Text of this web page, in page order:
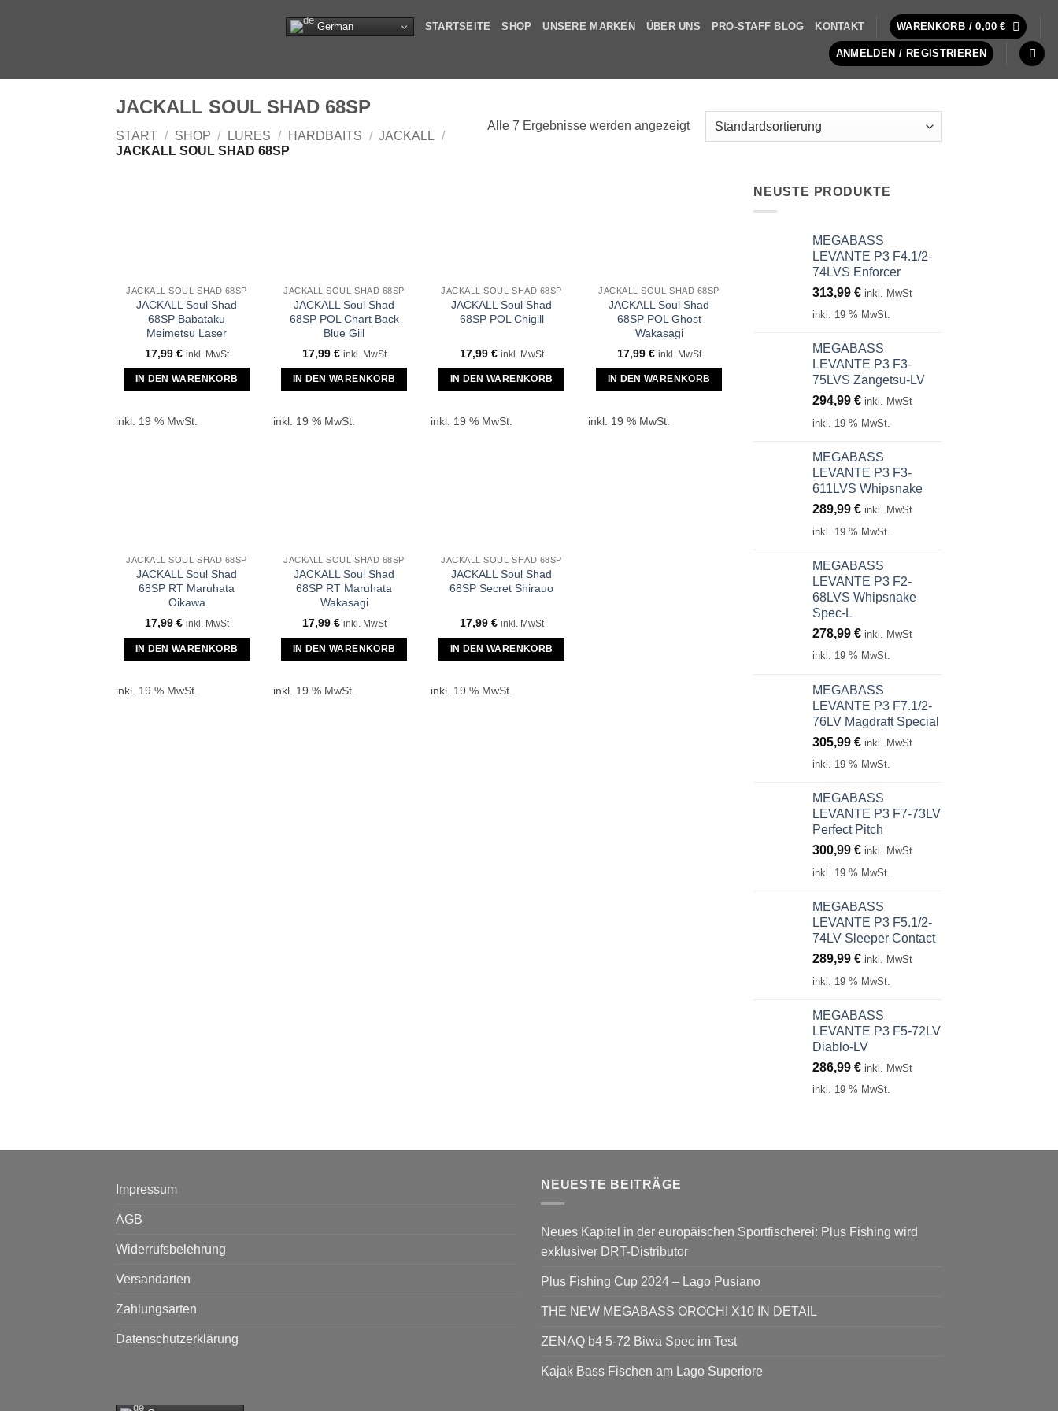
German STARTSEITE SHOP UNSERE MARKEN ÜBER UNS PRO-STAFF BLOG KONTAKT WARENKORB /0,00€
ANMELDEN / REGISTRIEREN
JACKALL SOUL SHAD 68SP
START / SHOP / LURES / HARDBAITS / JACKALL /
JACKALL SOUL SHAD 68SP
Alle 7 Ergebnisse werden angezeigt
JACKALL SOUL SHAD 68SP
JACKALL Soul Shad
68SP Babataku
Meimetsu Laser
17,99 € inkl. MwSt
IN DEN WARENKORB
inkl. 19 % MwSt.
JACKALL SOUL SHAD 68SP
JACKALL Soul Shad
68SP POL Chart Back
Blue Gill
17,99 € inkl. MwSt
IN DEN WARENKORB
inkl. 19 % MwSt.
JACKALL SOUL SHAD 68SP
JACKALL Soul Shad
68SP POL Chigill
17,99 € inkl. MwSt
IN DEN WARENKORB
inkl. 19 % MwSt.
JACKALL SOUL SHAD 68SP
JACKALL Soul Shad
68SP POL Ghost
Wakasagi
17,99 € inkl. MwSt
IN DEN WARENKORB
inkl. 19 % MwSt.
JACKALL SOUL SHAD 68SP
JACKALL Soul Shad
68SP RT Maruhata
Oikawa
17,99 € inkl. MwSt
IN DEN WARENKORB
inkl. 19 % MwSt.
JACKALL SOUL SHAD 68SP
JACKALL Soul Shad
68SP RT Maruhata
Wakasagi
17,99 € inkl. MwSt
IN DEN WARENKORB
inkl. 19 % MwSt.
JACKALL SOUL SHAD 68SP
JACKALL Soul Shad
68SP Secret Shirauo
17,99 € inkl. MwSt
IN DEN WARENKORB
inkl. 19 % MwSt.
NEUSTE PRODUKTE
MEGABASS
LEVANTE P3 F4.1/2-
74LVS Enforcer
313,99 € inkl. MwSt
inkl. 19 % MwSt.
MEGABASS
LEVANTE P3 F3-
75LVS Zangetsu-LV
294,99 € inkl. MwSt
inkl. 19 % MwSt.
MEGABASS
LEVANTE P3 F3-
611LVS Whipsnake
289,99 € inkl. MwSt
inkl. 19 % MwSt.
MEGABASS
LEVANTE P3 F2-
68LVS Whipsnake
Spec-L
278,99 € inkl. MwSt
inkl. 19 % MwSt.
MEGABASS
LEVANTE P3 F7.1/2-
76LV Magdraft Special
305,99 € inkl. MwSt
inkl. 19 % MwSt.
MEGABASS
LEVANTE P3 F7-73LV
Perfect Pitch
300,99 € inkl. MwSt
inkl. 19 % MwSt.
MEGABASS
LEVANTE P3 F5.1/2-
74LV Sleeper Contact
289,99 € inkl. MwSt
inkl. 19 % MwSt.
MEGABASS
LEVANTE P3 F5-72LV
Diablo-LV
286,99 € inkl. MwSt
inkl. 19 % MwSt.
Impressum
AGB
Widerrufsbelehrung
Versandarten
Zahlungsarten
Datenschutzerklärung
NEUESTE BEITRÄGE
Neues Kapitel in der europäischen Sportfischerei: Plus Fishing wird
exklusiver DRT-Distributor
Plus Fishing Cup 2024 – Lago Pusiano
THE NEW MEGABASS OROCHI X10 IN DETAIL
ZENAQ b4 5-72 Biwa Spec im Test
Kajak Bass Fischen am Lago Superiore